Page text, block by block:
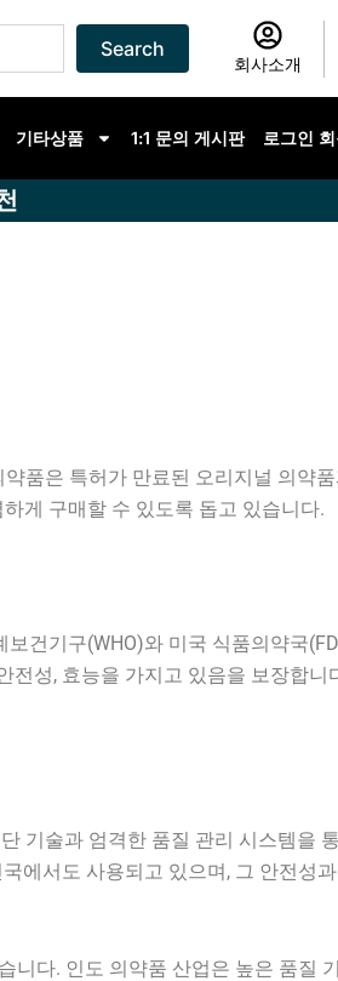
Search
회사소개
기타상품 1:1 문의 게시판 로그인
품은 특허가 만료된 오리지널 의약품
게 구매할 수 있도록 돕고 있습니다.
건기구(WHO)와 미국 식품의약국
성, 효능을 가지고 있음을 보장합니
기술과 엄격한 품질 관리 시스템을
에서도 사용되고 있으며, 그 안전성
니다. 인도 의약품 산업은 높은 품질